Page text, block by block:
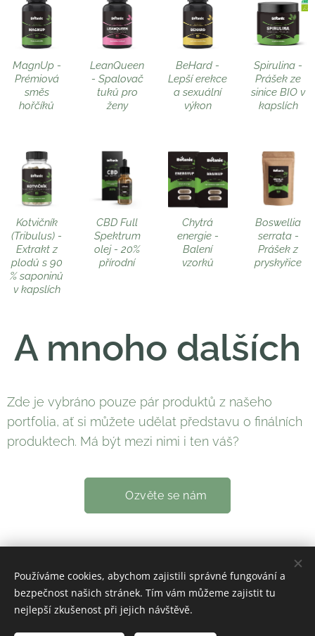
MagnUp -
Prémiová
směs
hořčíků
LeanQueen
- Spalovač
tuků pro
ženy
BeHard -
Lepší erekce
a sexuální
výkon
Spirulina -
Prášek ze
sinice BIO v
kapslích
Kotvičník
(Tribulus) -
Extrakt z
plodů s 90
% saponinů
v kapslích
CBD Full
Spektrum
olej - 20%
přírodní
Chytrá
energie -
Balení
vzorků
Boswellia
serrata -
Prášek z
pryskyřice
A mnoho dalších
Zde je vybráno pouze pár produktů z našeho
portfolia, ať si můžete udělat představu o finálních
produktech. Má být mezi nimi i ten váš?
✏️ Ozvěte se nám
© 2026 PlaBio s.r.o.
Cookies
Jazyky
Používáme cookies, abychom zajistili správné fungování a
bezpečnost našich stránek. Tím vám můžeme zajistit tu
nejlepší zkušenost při jejich návštěvě.